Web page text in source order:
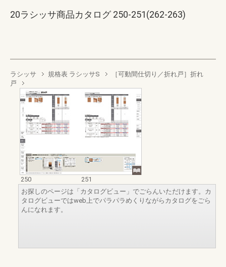
20ラシッサ商品カタログ 250-251(262-263)
ラシッサ 規格表 ラシッサS
［可動間仕切り／折れ戸］折れ
戸
250
251
お探しのページは「カタログビュー」でごらんいただけます。カ
タログビューではweb上でパラパラめくりながらカタログをごら
んになれます。